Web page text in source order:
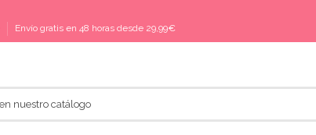
Envío gratis en 48 horas desde 29,99€